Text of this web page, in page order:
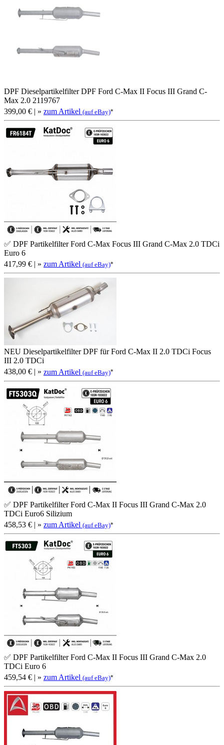
DPF Dieselpartikelfilter DPF Ford C-Max II Focus III Grand C-
Max 2.0 2119767
399,00 € | » zum Artikel (auf eBay)*
✅ DPF Partikelfilter Ford C-Max Focus III Grand C-Max 2.0 TDCi
Euro 6
417,99 € | » zum Artikel (auf eBay)*
NEU Dieselpartikelfilter DPF für Ford C-Max II 2.0 TDCi Focus
III 2.0 TDCi
438,00 € | » zum Artikel (auf eBay)*
✅ DPF Partikelfilter Ford C-Max II Focus III Grand C-Max 2.0
TDCi Euro6 Silizium
458,53 € | » zum Artikel (auf eBay)*
✅ DPF Partikelfilter Ford C-Max II Focus III Grand C-Max 2.0
TDCi Euro 6
459,54 € | » zum Artikel (auf eBay)*